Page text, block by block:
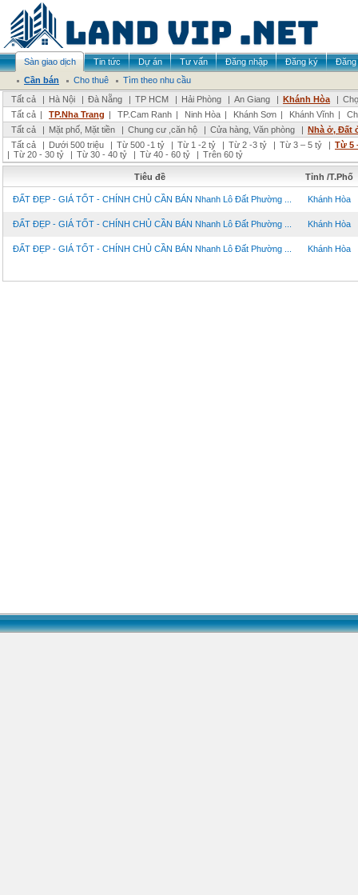
Sàn giao dịch Tin tức Dự án Tư vấn Đăng nhập Đăng ký
Đăng
Cần bán
Cho thuê
Tìm theo nhu cầu
Tất cả
| Hà Nội | Đà Nẵng | TP HCM | Hải Phòng | An Giang | Khánh Hòa |
Tất cả | TP.Nha Trang | TP.Cam Ranh | Ninh Hòa | Khánh Sơn | Khánh Vĩnh |
Tất cả
| Mặt phố, Mặt tiền | Chung cư ,căn hộ | Cửa hàng, Văn phòng | Nhà ở, Đất
Tất cả
| Dưới 500 triệu | Từ 500 -1 tỷ | Từ 1 -2 tỷ | Từ 2 -3 tỷ | Từ 3 – 5 tỷ | Từ 5
| Từ 20 - 30 tỷ | Từ 30 - 40 tỷ | Từ 40 - 60 tỷ | Trên 60 tỷ
Tiêu đề Tỉnh /T.Phố
ĐẤT ĐẸP - GIÁ TỐT - CHÍNH CHỦ CẦN BÁN Nhanh Lô Đất Phường ... Khánh Hòa
ĐẤT ĐẸP - GIÁ TỐT - CHÍNH CHỦ CẦN BÁN Nhanh Lô Đất Phường ... Khánh Hòa
ĐẤT ĐẸP - GIÁ TỐT - CHÍNH CHỦ CẦN BÁN Nhanh Lô Đất Phường ... Khánh Hòa